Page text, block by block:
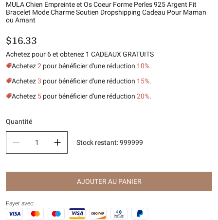
MULA Chien Empreinte et Os Coeur Forme Perles 925 Argent Fit
Bracelet Mode Charme Soutien Dropshipping Cadeau Pour Maman
ou Amant
$16.33
Achetez pour 6 et obtenez 1 CADEAUX GRATUITS
Achetez2 pour bénéficier d'une réduction 10%.
Achetez3 pour bénéficier d'une réduction 15%.
Achetez 5 pour bénéficier d'une réduction 20%.
Quantité
Stock restant:999999
AJOUTER AU PANIER
Payer avec: